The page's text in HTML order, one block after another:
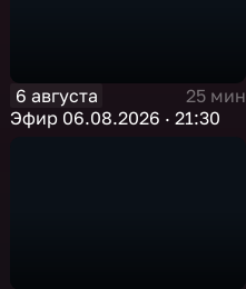
6 августа
25 мин
Эфир 06.08.2026 · 21:30